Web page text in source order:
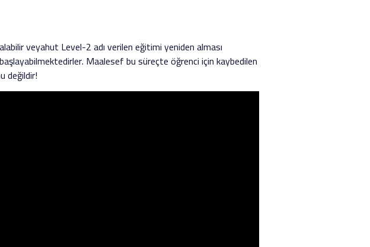
veyahut Level-2 adı verilen eğitimi yeniden alması
Maalesef bu süreçte öğrenci için kaybedilen
değildir!